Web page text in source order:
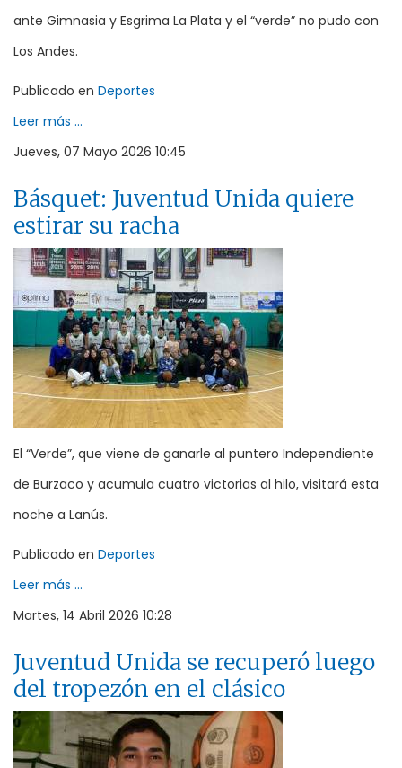
ante Gimnasia y Esgrima La Plata y el “verde” no pudo con
Los Andes.
Publicado en Deportes
Leer más ...
Jueves, 07 Mayo 2026 10:45
Básquet: Juventud Unida quiere
estirar su racha
El “Verde”, que viene de ganarle al puntero Independiente
de Burzaco y acumula cuatro victorias al hilo, visitará esta
noche a Lanús.
Publicado en Deportes
Leer más ...
Martes, 14 Abril 2026 10:28
Juventud Unida se recuperó luego
del tropezón en el clásico